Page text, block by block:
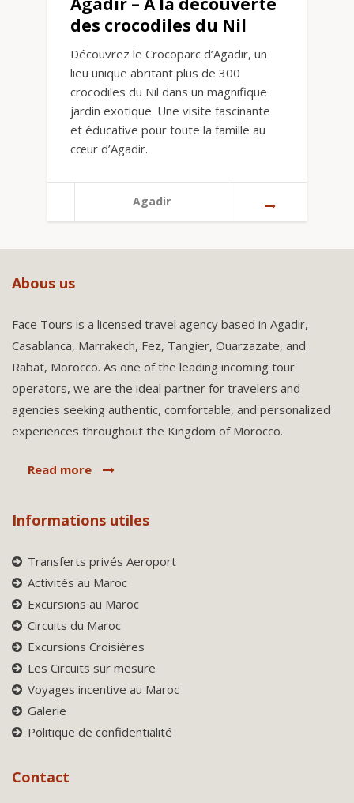
des crocodiles du Nil
Découvrez le Crocoparc d’Agadir, un
lieu unique abritant plus de 300
crocodiles du Nil dans un magnifique
jardin exotique. Une visite fascinante
et éducative pour toute la famille au
cœur d’Agadir.
Agadir
Abous us
Face Tours is a licensed travel agency based in Agadir,
Casablanca, Marrakech, Fez, Tangier, Ouarzazate, and
Rabat, Morocco. As one of the leading incoming tour
operators, we are the ideal partner for travelers and
agencies seeking authentic, comfortable, and personalized
experiences throughout the Kingdom of Morocco.
Read more
Informations utiles
Transferts privés Aeroport
Activités au Maroc
Excursions au Maroc
Circuits du Maroc
Excursions Croisières
Les Circuits sur mesure
Voyages incentive au Maroc
Galerie
Politique de confidentialité
Contact